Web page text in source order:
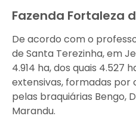
Fazenda Fortaleza
De acordo com o
de Santa Terezinha, em
4.914 ha, dos quais 4.527
extensivas, formadas por
pelas braquiárias Bengo,
Marandu.